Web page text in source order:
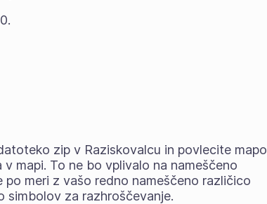
zip v Raziskovalcu in povlecite mapo
mapi. To ne bo vplivalo na nameščeno
meri z vašo redno nameščeno različico
simbolov za razhroščevanje.